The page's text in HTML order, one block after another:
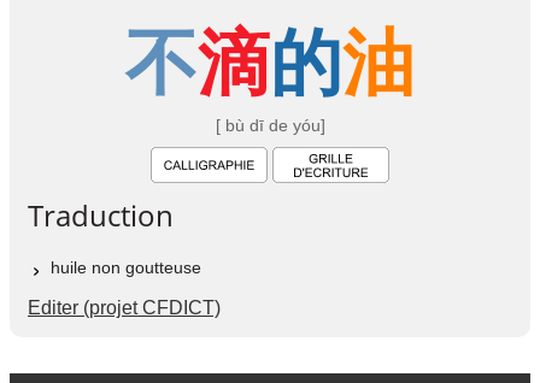
不滴的油
[ bù dī de yóu]
Traduction
huile non goutteuse
Editer (projet CFDICT)